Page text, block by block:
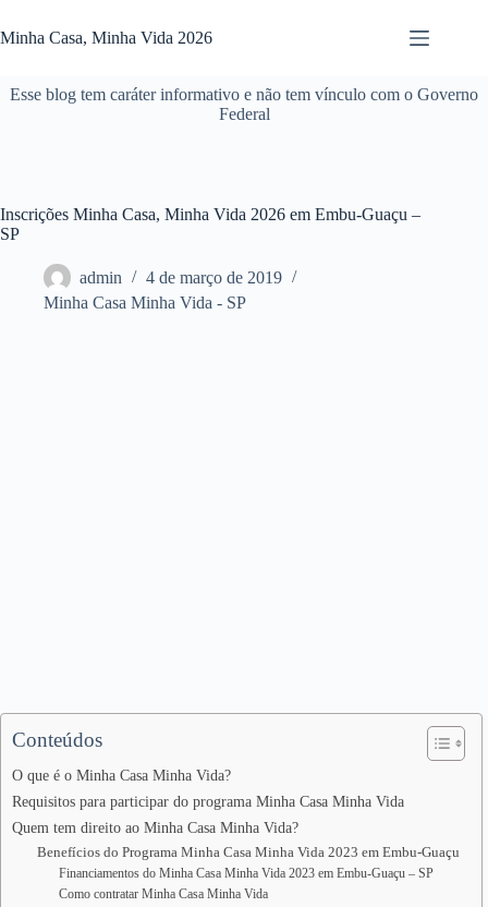
para
o
Minha Casa, Minha Vida 2026
Esse blog tem caráter informativo e não tem vínculo com o Governo
Federal
Inscrições Minha Casa, Minha Vida 2026 em Embu-Guaçu –
SP
admin
4 de março de 2019
Minha Casa Minha Vida - SP
Conteúdos
O que é o Minha Casa Minha Vida?
Requisitos para participar do programa Minha Casa Minha Vida
Quem tem direito ao Minha Casa Minha Vida?
Benefícios do Programa Minha Casa Minha Vida 2023 em Embu-Guaçu
Financiamentos do Minha Casa Minha Vida 2023 em Embu-Guaçu – SP
Como contratar Minha Casa Minha Vida